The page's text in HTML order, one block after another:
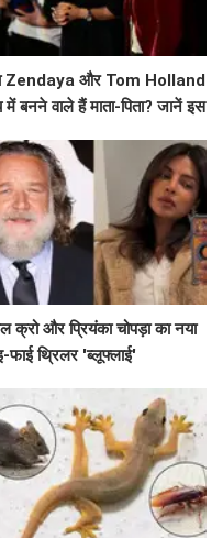
Zendaya और Tom Holland
बनने वाले हैं माता-पिता? जानें इस
क्रो और प्रियंका चोपड़ा का नया
फाई थ्रिलर 'ब्लूफ्लाई'